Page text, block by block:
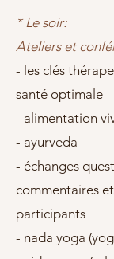
* Le soir:
Ateliers et
- les clés
santé optimale
- alimentation
- ayurveda
- échanges
commentaires
participants
- nada yoga